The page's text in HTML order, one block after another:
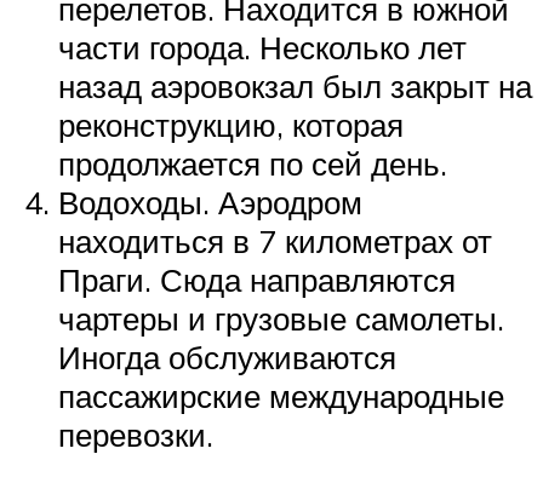
перелетов. Находится в южной
части города. Несколько лет
назад аэровокзал был закрыт на
реконструкцию, которая
продолжается по сей день.
Водоходы. Аэродром
находиться в 7 километрах от
Праги. Сюда направляются
чартеры и грузовые самолеты.
Иногда обслуживаются
пассажирские международные
перевозки.